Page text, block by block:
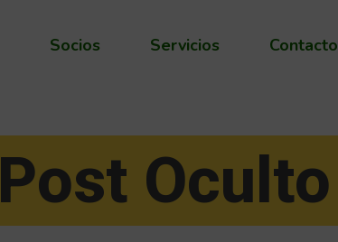
Socios Servicios Contacto
Post Oculto